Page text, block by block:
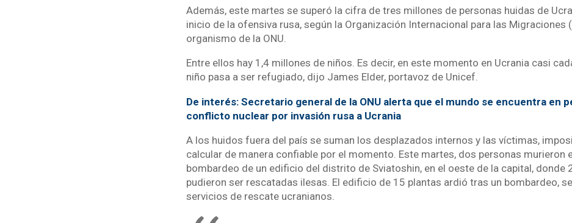
Además, este martes se superó la cifra de tres millones de personas huidas de
inicio de la ofensiva rusa, según la Organización Internacional para las Migraciones
organismo de la ONU.
Entre ellos hay 1,4 millones de niños. Es decir, en este momento en Ucrania casi
niño pasa a ser refugiado, dijo James Elder, portavoz de Unicef.
De interés: Secretario general de la ONU alerta que el mundo se encuentra en
conflicto nuclear por invasión rusa a Ucrania
A los huidos fuera del país se suman los desplazados internos y las víctimas,
calcular de manera confiable por el momento. Este martes, dos personas murieron
bombardeo de un edificio del distrito de Sviatoshin, en el oeste de la capital, donde
pudieron ser rescatadas ilesas. El edificio de 15 plantas ardió tras un bombardeo,
servicios de rescate ucranianos.